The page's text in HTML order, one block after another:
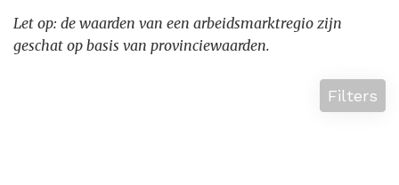
Let op: de waarden van een arbeidsmarktregio zijn
geschat op basis van provinciewaarden.
Filters